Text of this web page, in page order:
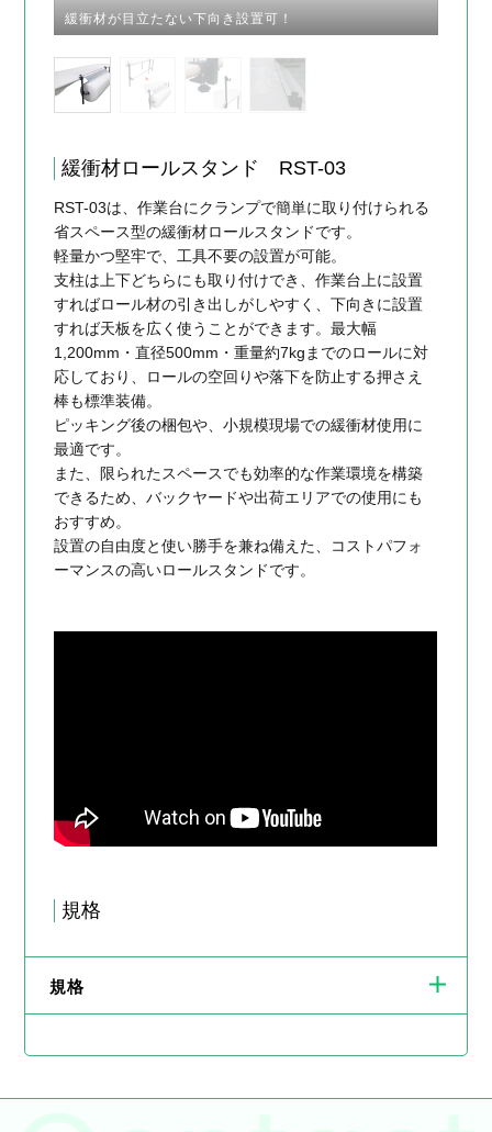
緩衝材が目立たない下向き設置可！
緩衝材ロールスタンド RST-03
RST-03は、作業台にクランプで簡単に取り付けられる
省スペース型の緩衝材ロールスタンドです。
軽量かつ堅牢で、工具不要の設置が可能。
支柱は上下どちらにも取り付けでき、作業台上に設置
すればロール材の引き出しがしやすく、下向きに設置
すれば天板を広く使うことができます。最大幅
1,200mm・直径500mm・重量約7kgまでのロールに対
応しており、ロールの空回りや落下を防止する押さえ
棒も標準装備。
ピッキング後の梱包や、小規模現場での緩衝材使用に
最適です。
また、限られたスペースでも効率的な作業環境を構築
できるため、バックヤードや出荷エリアでの使用にも
おすすめ。
設置の自由度と使い勝手を兼ね備えた、コストパフォ
ーマンスの高いロールスタンドです。
規格
規格